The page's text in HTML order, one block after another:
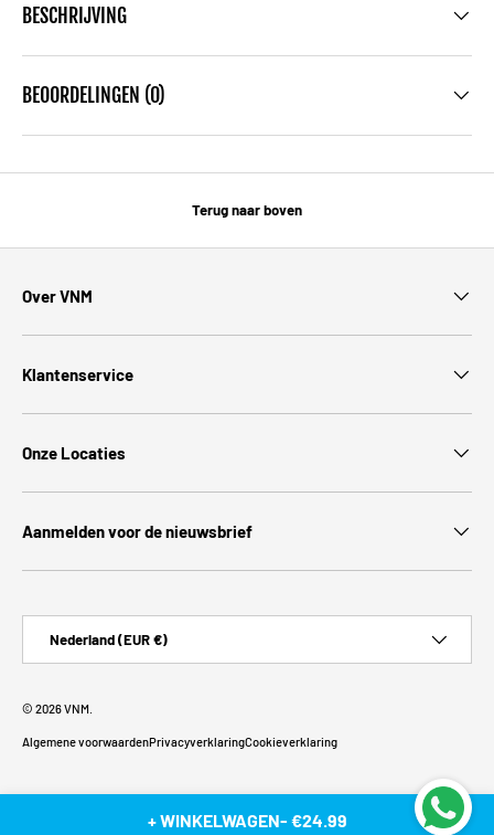
BESCHRIJVING
BEOORDELINGEN (0)
Terug naar boven
Over VNM
Klantenservice
Onze Locaties
Aanmelden voor de nieuwsbrief
Nederland (EUR €)
© 2026VNM
Algemene voorwaardenPrivacyverklaringCookieverklaring
+ WINKELWAGEN- €24.99